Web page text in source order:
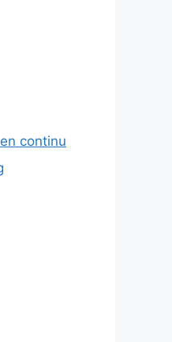
continu